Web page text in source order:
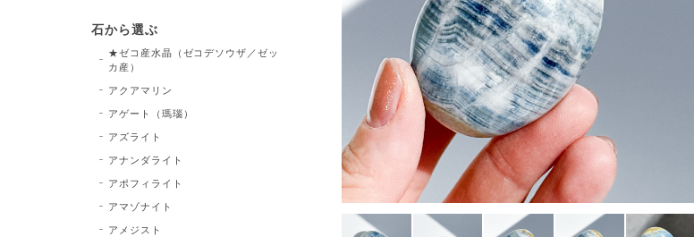
石から選ぶ
★ゼコ産水晶（ゼコデソウザ／ゼッ
カ産）
アクアマリン
アゲート（瑪瑙）
アズライト
アナンダライト
アポフィライト
アマゾナイト
アメジスト